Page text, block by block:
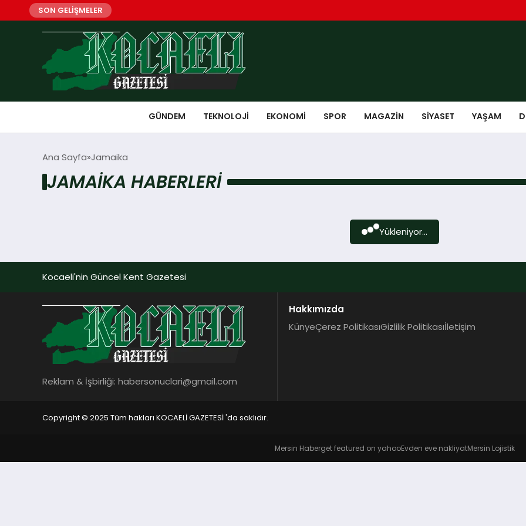
SON GELİŞMELER
GÜNDEM TEKNOLOJI EKONOMI SPOR MAGAZIN SIYASET YAŞAM
Ana Sayfa Jamaika
JAMAIKA HABERLERI
Yükleniyor...
Kocaeli'nin Güncel Kent Gazetesi
Reklam & İşbirliği: habersonuclari@gmail.com
Hakkımızda
KünyeÇerez PolitikasıGizlilik Politikasıİletişim
Copyright © 2025 Tüm hakları KOCAELİ GAZETESİ 'da saklıdır.
Mersin Haberget featured on yahooEvden eve nakliyatMersin Lojistik